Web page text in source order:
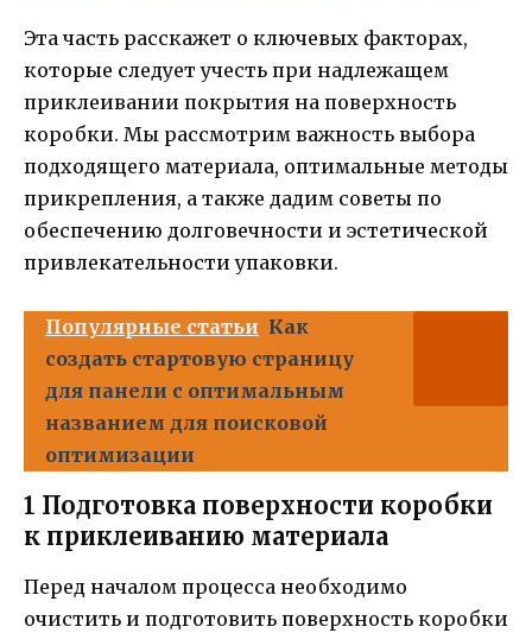
Эта часть расскажет о ключевых факторах,
которые следует учесть при надлежащем
приклеивании покрытия на поверхность
коробки. Мы рассмотрим важность выбора
подходящего материала, оптимальные методы
прикрепления, а также дадим советы по
обеспечению долговечности и эстетической
привлекательности упаковки.
Популярные статьи Как
создать стартовую страницу
для панели с оптимальным
названием для поисковой
оптимизации
1 Подготовка поверхности коробки
к приклеиванию материала
Перед началом процесса необходимо
очистить и подготовить поверхность коробки